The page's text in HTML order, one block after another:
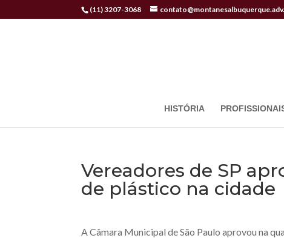
(11) 3207-3068
HISTÓRIA
Vereadores de SP
de plástico na cidade
A Câmara Municipal de São Paulo aprovou na